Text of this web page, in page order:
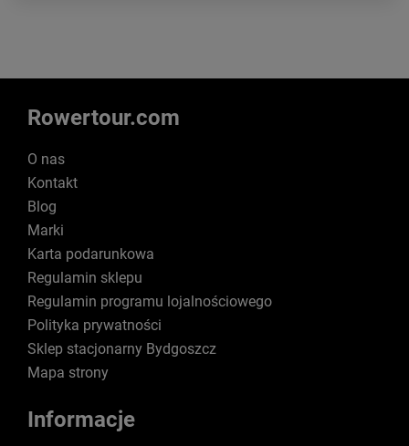
Rowertour.com
O nas
Kontakt
Blog
Marki
Karta podarunkowa
Regulamin sklepu
Regulamin programu lojalnościowego
Polityka prywatności
Sklep stacjonarny Bydgoszcz
Mapa strony
Informacje